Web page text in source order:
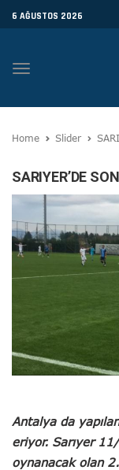
6 AĞUSTOS 2026
Toggle
Home Slider
SARIYER’DE
Antalya da
eriyor. Sarıyer
oynanacak olan